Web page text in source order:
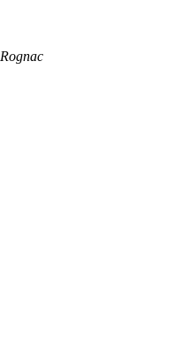
Rognac